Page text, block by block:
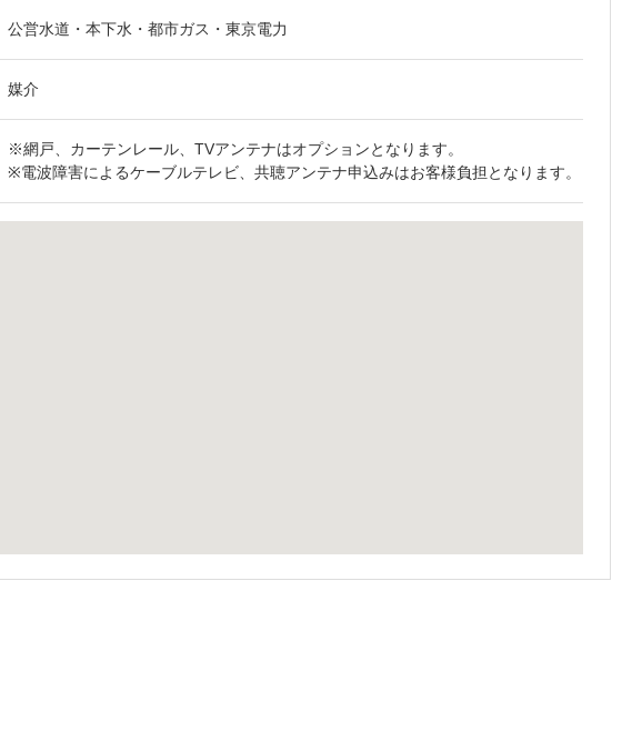
公営水道・本下水・都市ガス・東京電力
媒介
※網戸、カーテンレール、TVアンテナはオプションとなります。
※電波障害によるケーブルテレビ、共聴アンテナ申込みはお客様負担となります。